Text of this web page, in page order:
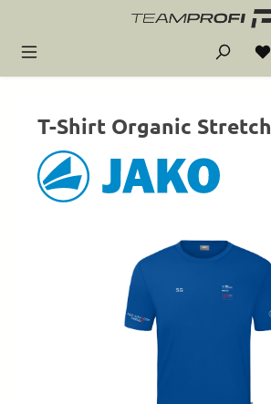
Zum Hauptinhalt springen
T-Shirt Organic Stretch
Bildergalerie überspringen